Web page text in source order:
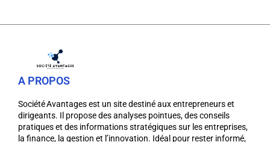
A PROPOS
Société Avantages est un site destiné aux entrepreneurs et
dirigeants. Il propose des analyses pointues, des conseils
pratiques et des informations stratégiques sur les entreprises,
la finance, la gestion et l’innovation. Idéal pour rester informé,